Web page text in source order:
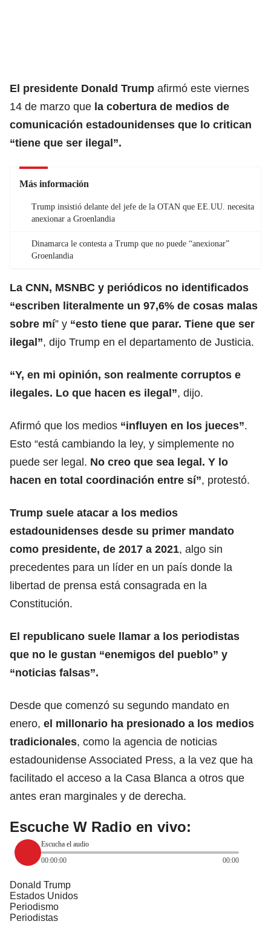
El presidente Donald Trump afirmó este viernes
14 de marzo que la cobertura de medios de
comunicación estadounidenses que lo critican
“tiene que ser ilegal”.
Más información
Trump insistió delante del jefe de la OTAN que EE.UU. necesita
anexionar a Groenlandia
Dinamarca le contesta a Trump que no puede “anexionar”
Groenlandia
La CNN, MSNBC y periódicos no identificados
“escriben literalmente un 97,6% de cosas malas
sobre mí” y “esto tiene que parar. Tiene que ser
ilegal”, dijo Trump en el departamento de Justicia.
“Y, en mi opinión, son realmente corruptos e
ilegales. Lo que hacen es ilegal”, dijo.
Afirmó que los medios “influyen en los jueces”.
Esto “está cambiando la ley, y simplemente no
puede ser legal. No creo que sea legal. Y lo
hacen en total coordinación entre sí”, protestó.
Trump suele atacar a los medios
estadounidenses desde su primer mandato
como presidente, de 2017 a 2021, algo sin
precedentes para un líder en un país donde la
libertad de prensa está consagrada en la
Constitución.
El republicano suele llamar a los periodistas
que no le gustan “enemigos del pueblo” y
“noticias falsas”.
Desde que comenzó su segundo mandato en
enero, el millonario ha presionado a los medios
tradicionales, como la agencia de noticias
estadounidense Associated Press, a la vez que ha
facilitado el acceso a la Casa Blanca a otros que
antes eran marginales y de derecha.
Escuche W Radio en vivo:
Escucha el audio
00:00:00
00:00
Donald Trump
Estados Unidos
Periodismo
Periodistas